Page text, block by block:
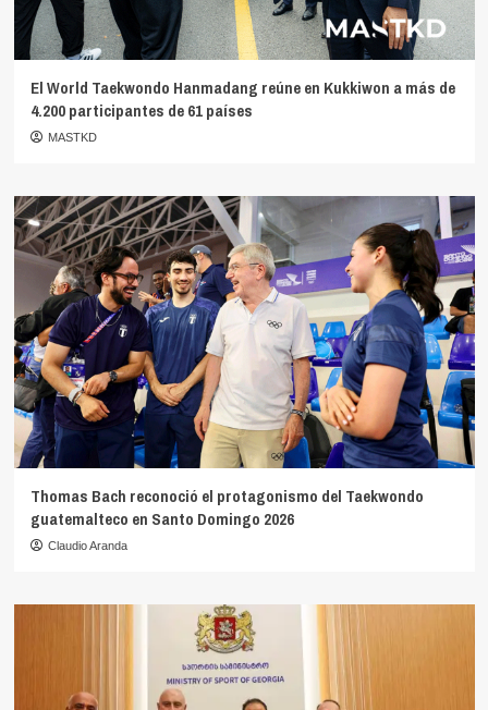
El World Taekwondo Hanmadang reúne en Kukkiwon a más de
4.200 participantes de 61 países
MASTKD
Thomas Bach reconoció el protagonismo del Taekwondo
guatemalteco en Santo Domingo 2026
Claudio Aranda